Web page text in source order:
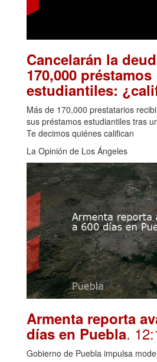
Cancelarán la
170,000 préstamos
estudiantiles:
Más de 170,000 prestatarios
sus préstamos estudiantiles tras
Te decimos quiénes califican
La Opinión de Los Ángeles
Armenta reporta
días en Puebla.
Gobierno de Puebla impulsa